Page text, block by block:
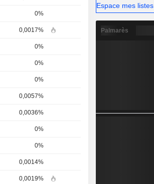
0%
0,0017%
0%
0%
0%
0,0057%
0,0036%
0%
0%
0,0014%
0,0019%
Espace mes listes
Palmarès